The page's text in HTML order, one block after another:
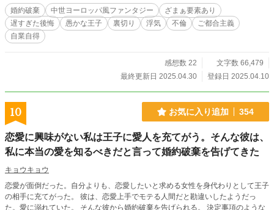
たフローレンスは、自らの才覚と新たな絆を育みながら、かつては尽くそうとし
た王国の行く末を静かに見守り続ける。
婚約破棄 中世ヨーロッパ風ファンタジー
ざまぁ要素あり
遅すぎた後悔
愚かな王子 裏切り 浮気 不倫
ご都合主義
自業自得
感想数 22
文字数 66,479
最終更新日 2025.04.30
登録日 2025.04.10
10 お気に入り追加 354
恋愛に興味がない私は王子に愛人を充てがう。そんな彼は、
私に本当の愛を知るべきだと言って婚約破棄を告げてきた
キョウキョウ
恋愛が面倒だった。自分よりも、恋愛したいと求める女性を身代わりとして王子
の相手に充てがった。 彼は、恋愛上手でモテる人間だと勘違いしたようだっ
た。愛に溺れていた。 そんな彼から婚約破棄を告げられる。 決定事項のような